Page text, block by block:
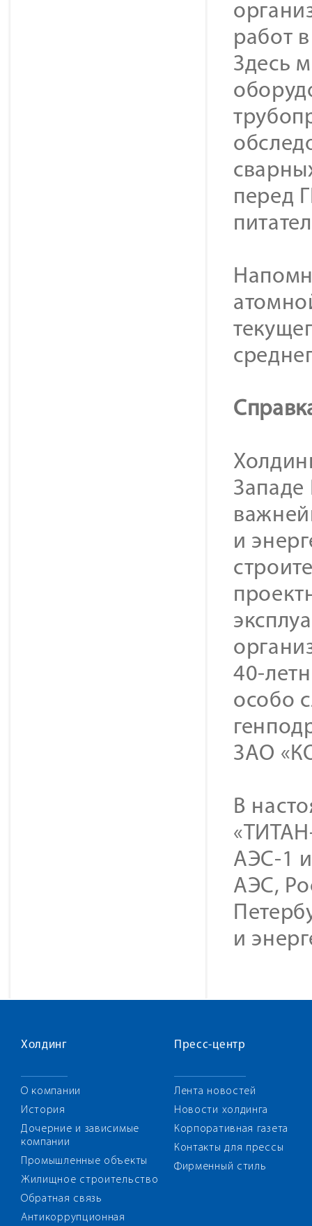
работ
Здесь
перед
Западе
и
40-
особо
ЗАО
В
АЭС-1
АЭС,
и
Холдинг
О компании
История
Дочерние и зависимые
компании
Промышленные объекты
Жилищное строительство
Обратная связь
Антикоррупционная
Пресс-центр
Лента новостей
Новости холдинга
Корпоративная газета
Контакты для прессы
Фирменный стиль